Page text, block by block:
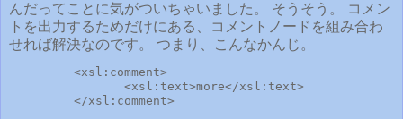
んだってことに気がついちゃいました。 そうそう。 コメン
トを出力するためだけにある、コメントノードを組み合わ
せれば解決なのです。 つまり、こんなかんじ。
<xsl:comment>
<xsl:text>more</xsl:text>
</xsl:comment>